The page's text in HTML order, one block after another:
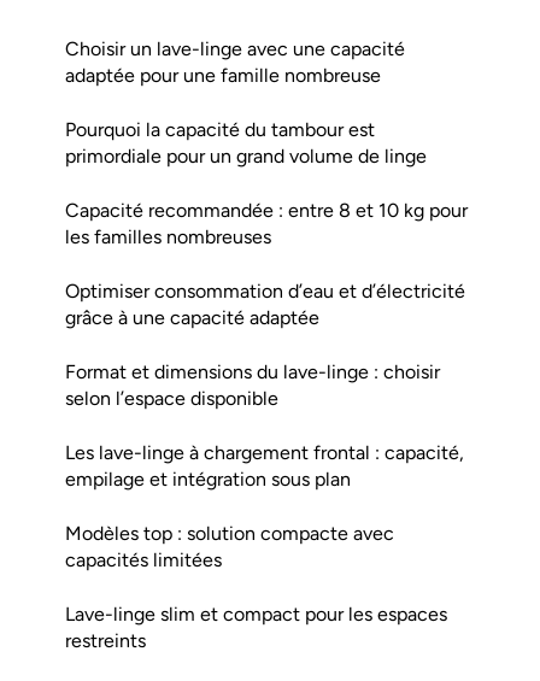
Choisir un lave-linge avec une capacité
adaptée pour une famille nombreuse
Pourquoi la capacité du tambour est
primordiale pour un grand volume de linge
Capacité recommandée : entre 8 et 10 kg pour
les familles nombreuses
Optimiser consommation d’eau et d’électricité
grâce à une capacité adaptée
Format et dimensions du lave-linge : choisir
selon l’espace disponible
Les lave-linge à chargement frontal : capacité,
empilage et intégration sous plan
Modèles top : solution compacte avec
capacités limitées
Lave-linge slim et compact pour les espaces
restreints